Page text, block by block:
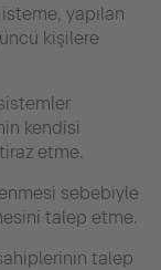
yapılan
kişilere
kendisi
etme.
sebebiyle
talep etme.
talep